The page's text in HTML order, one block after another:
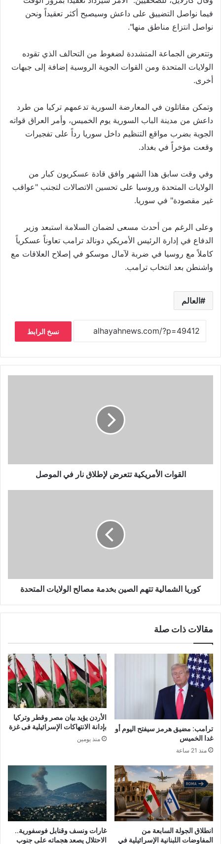
فيما نواصل التضييق على داعش وسيصبح أكثر تعقيداً ونحن
نواصل انتزاع مناطق منها".
وتتعرض الجماعة المتشددة لضغوط من التحالف الذي تقوده
الولايات المتحدة ومن القوات الجوية الروسية إضافة إلى جبهات
أخرى.
وتمكن مقاتلون في المعارضة السورية تدعمهم تركيا من طرد
داعش من مدينة الباب السورية يوم الخميس، وأمر العراق قواته
الجوية بضرب مواقع التنظيم داخل سوريا رداً على تفجيرات
وقعت مؤخراً في بغداد.
وفي وقت سابق هذا الشهر وافق قادة عسكريون كبار من
الولايات المتحدة وروسيا على تحسين الاتصالات لتجنب "عواقب
غير مقصودة" في سوريا.
وعلى الرغم من أحدث مسعى لضمان السلامة استبعد وزير
الدفاع في إدارة الرئيس الأمريكي دونالد ترامب تعاوناً عسكرياً
كاملاً مع روسيا في ضربة لآمال موسكو في إصلاح العلاقات مع
واشنطن بعد انتخاب ترامب.
العالم
نسخ الرابط
القوات الأمريكية تتعرض لإطلاق نار في الموصل
كوريا الشمالية تتهم الصين بخدمة مصالح الولايات المتحدة
مقالات ذات صلة
ترامب: مضيق هرمز سيفتح اليوم أو
غدا الخميس
منذ 21 ساعة
الأردن يؤيد بيان مصر وقطر وتركيا
بإدانة الانتهاكات الإسرائيلية فى غزة
منذ يومين
انطلاق الجولة السابعة من
المفاوضات اللبنانية الإسرائيلية في
غارات ونسف وقنابل فوسفورية..
الاحتلال يصعد هجماته على جنوب